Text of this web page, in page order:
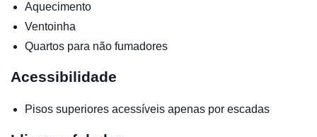
Aquecimento
Ventoinha
Quartos para não fumadores
Acessibilidade
Pisos superiores acessíveis apenas por escadas